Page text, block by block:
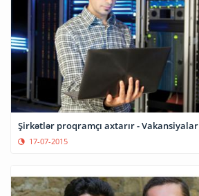
Şirkətlər proqramçı axtarır - Vakansiyalar
17-07-2015